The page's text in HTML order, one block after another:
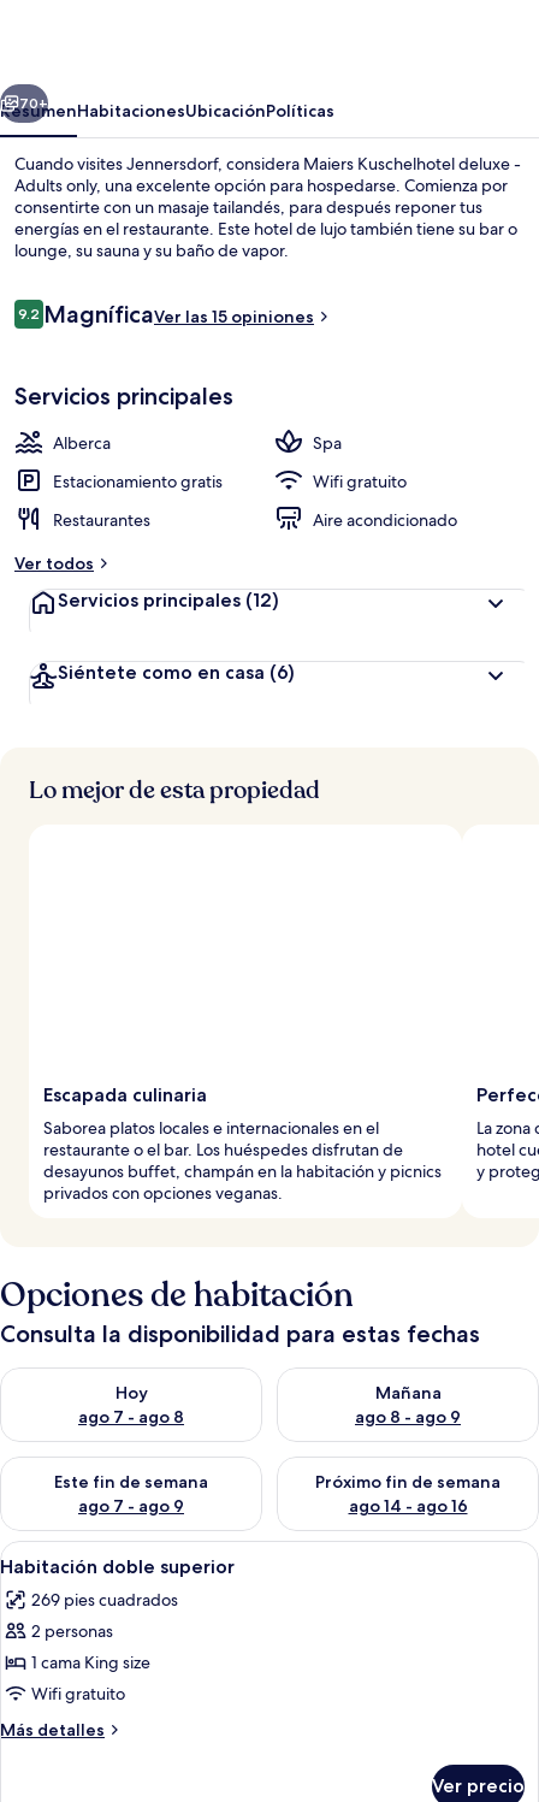
Adults
only
Siguiente
70+
ResumenHabitacionesUbicaciónPolíticas
Cuando visites Jennersdorf, considera Maiers Kuschelhotel deluxe -
Adults only, una excelente opción para hospedarse. Comienza por
consentirte con un masaje tailandés, para después reponer tus
energías en el restaurante. Este hotel de lujo también tiene su bar o
lounge, su sauna y su baño de vapor.
Opiniones
9.29.2 de 10,
MagníficaVer las 15 opiniones
Servicios principales
Alberca
Spa
Estacionamiento gratis
Wifi gratuito
Restaurantes
Aire acondicionado
Ver todos
Servicios principales (12)
Siéntete como en casa (6)
Lo mejor de esta propiedad
Escapada culinaria
Saborea platos locales e internacionales en el
restaurante o el bar. Los huéspedes disfrutan de
desayunos buffet, champán en la habitación y picnics
privados con opciones veganas.
La
hotel
y
Opciones de habitación
Consulta la disponibilidad para estas fechas
Hoy
ago 7 - ago 8
Consulta la disponibilidad para hoy ago 7 - ago 8
Mañana
ago 8 - ago 9
Consulta la disponibilidad
Este fin de semana
ago 7 - ago 9
Consulta la disponibilidad para este fin de semana ago 7 -
Próximo fin de semana
ago 14 - ago 16
Consulta la disponibilidad
Abrir
todas
las
fotos
de
Habitación
doble
superior
Habitación de hotel con una cama
7
Habitación doble superior
269 pies cuadrados
2 personas
1 cama King size
Wifi gratuito
Más detalles
Más
Ver precio